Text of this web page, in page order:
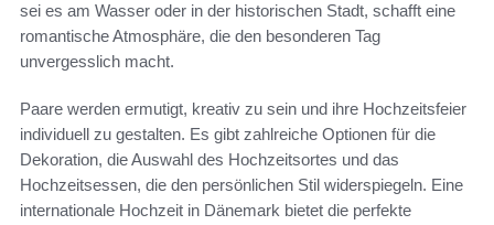
sei es am Wasser oder in der historischen Stadt, schafft eine
romantische Atmosphäre, die den besonderen Tag
unvergesslich macht.
Paare werden ermutigt, kreativ zu sein und ihre Hochzeitsfeier
individuell zu gestalten. Es gibt zahlreiche Optionen für die
Dekoration, die Auswahl des Hochzeitsortes und das
Hochzeitsessen, die den persönlichen Stil widerspiegeln. Eine
internationale Hochzeit in Dänemark bietet die perfekte